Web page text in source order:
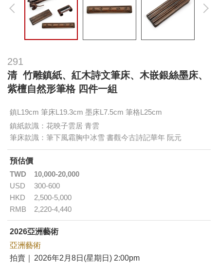
291
清 竹雕鎮紙、紅木詩文筆床、木嵌銀絲墨床、
紫檀自然形筆格 四件一組
鎮L19cm 筆床L19.3cm 墨床L7.5cm 筆格L25cm
鎮紙款識：花映子雲居 青雲
筆床款識：筆下風霜胸中冰雪 書觀今古詩記華年 阮元
預估價
TWD
10,000-20,000
USD
300-600
HKD
2,500-5,000
RMB
2,220-4,440
2026亞洲藝術
亞洲藝術
拍賣｜
2026年2月8日(星期日) 2:00pm